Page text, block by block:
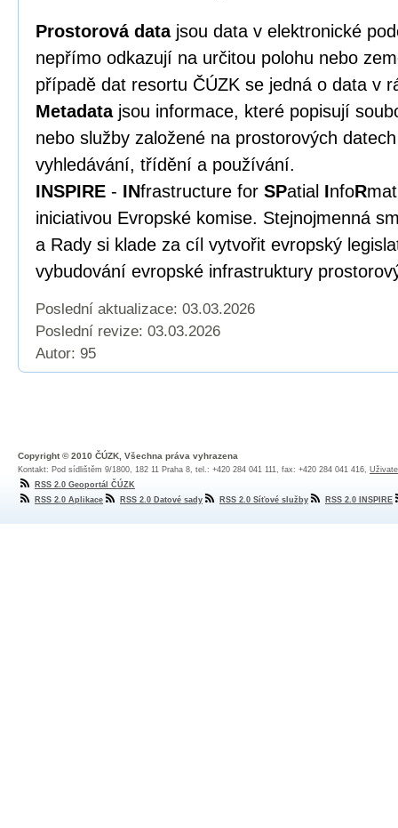
Prostorová data jsou data v elektronické
nepřímo odkazují na určitou polohu nebo
případě dat resortu ČÚZK se jedná o data v
Metadatajsou informace, které popisují
nebo služby založené na prostorových
vyhledávání, třídění a používání.
INSPIRE - INfrastructure for SPatial InfoR
iniciativou Evropské komise. Stejnojmenná
a Rady si klade za cíl vytvořit evropský
vybudování evropské infrastruktury
Poslední aktualizace: 03.03.2026
Poslední revize: 03.03.2026
Autor: 95
Copyright © 2010 ČÚZK, Všechna práva vyhrazena
Kontakt: Pod sídlištěm 9/1800, 182 11 Praha 8, tel.: +420 284 041 111, fax: +420 284 041 416,
RSS 2.0 Geoportál ČÚZK
RSS 2.0 Aplikace
RSS 2.0 Datové sady RSS 2.0 Síťové služby RSS 2.0 INSPIRE